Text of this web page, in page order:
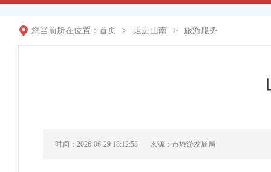
您当前所在位置： 首页 > 走进山南 > 旅游服务
时间：2026-06-29 18:12:53 来源：市旅游发展局